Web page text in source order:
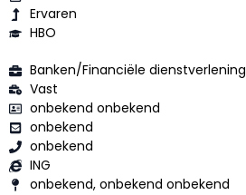
Ervaren
HBO
Banken/Financiële dienstverlening
Vast
onbekend onbekend
onbekend
onbekend
ING
onbekend, onbekend onbekend